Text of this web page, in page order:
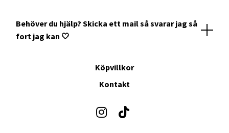
Behöver du hjälp? Skicka ett mail så svarar jag så
fort jag kan 🤍
Köpvillkor
Kontakt